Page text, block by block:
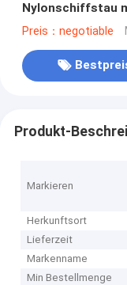
Nylonschiffstau
Preis：negotiable
Produkt-
Markieren
Herkunftsort
Lieferzeit
Markenname
Min Bestellmenge